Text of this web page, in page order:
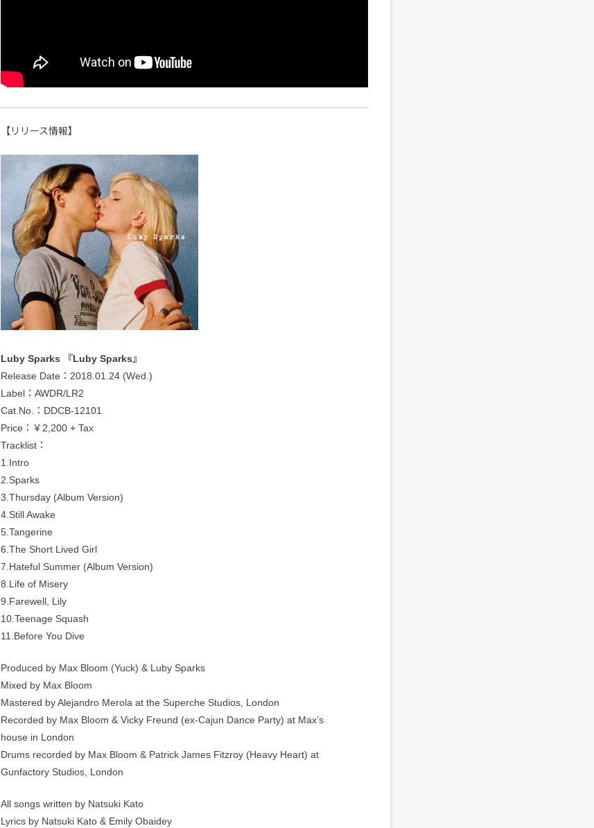
【リリース情報】
Luby Sparks 『Luby Sparks』
Release Date：2018.01.24 (Wed.)
Label：AWDR/LR2
Cat.No.：DDCB-12101
Price：￥2,200 + Tax
Tracklist：
1.Intro
2.Sparks
3.Thursday (Album Version)
4.Still Awake
5.Tangerine
6.The Short Lived Girl
7.Hateful Summer (Album Version)
8.Life of Misery
9.Farewell, Lily
10.Teenage Squash
11.Before You Dive
Produced by Max Bloom (Yuck) & Luby Sparks
Mixed by Max Bloom
Mastered by Alejandro Merola at the Superche Studios, London
Recorded by Max Bloom & Vicky Freund (ex-Cajun Dance Party) at Max’s
house in London
Drums recorded by Max Bloom & Patrick James Fitzroy (Heavy Heart) at
Gunfactory Studios, London
All songs written by Natsuki Kato
Lyrics by Natsuki Kato & Emily Obaidey